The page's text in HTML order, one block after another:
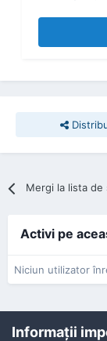
Mergi la lista de
Activi pe
Niciun utilizator
Informaţii